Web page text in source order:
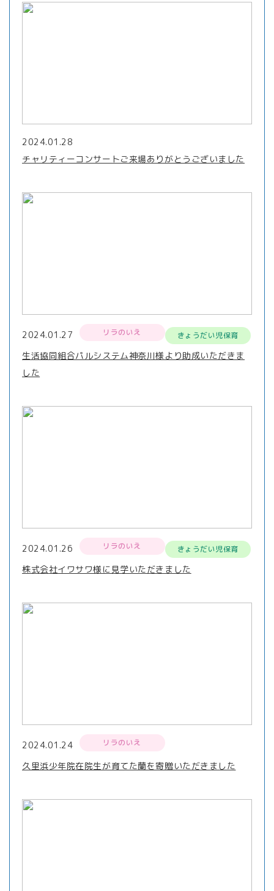
2024.01.28
チャリティーコンサートご来場ありがとうございました
2024.01.27 リラのいえ きょうだい児保育
生活協同組合パルシステム神奈川様より助成いただきま
した
2024.01.26 リラのいえ きょうだい児保育
株式会社イワサワ様に見学いただきました
2024.01.24 リラのいえ
久里浜少年院在院生が育てた蘭を寄贈いただきました